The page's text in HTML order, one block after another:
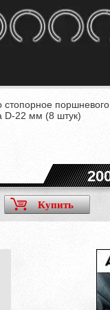
стопорное поршневого
D-22 мм (8 штук)
Купить